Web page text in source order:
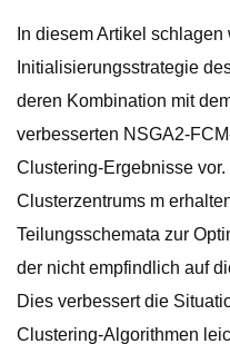
In diesem Artikel
Initialisierungsstrategie
deren Kombination mit
verbesserten NSGA2-
Clustering-Ergebnisse
Clusterzentrums m
Teilungsschemata zur
der nicht empfindlich auf
Dies verbessert die
Clustering-Algorithmen